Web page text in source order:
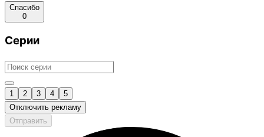
Спасибо
0
Серии
1 2 3 4
5
Отключить рекламу
Отправить